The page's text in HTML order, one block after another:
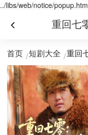
../libs/web/notice/
重回七
首页 短剧大全 重回